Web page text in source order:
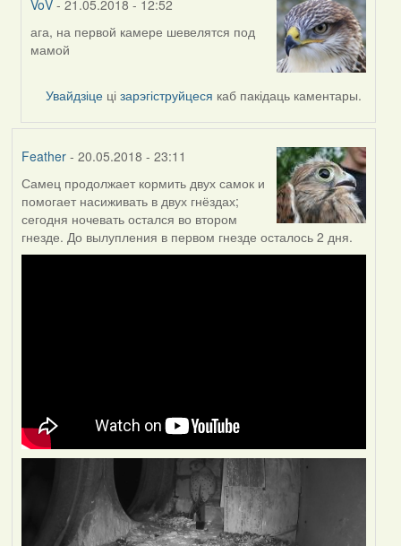
VoV - 21.05.2018 - 12:52
In
reply
(госць)
ага, на первой камере шевелятся под
мамой
Увайдзіце цізарэгіструйцеся каб пакідаць каментары.
Feather- 20.05.2018 - 23:11
Самец продолжает кормить двух самок и
помогает насиживать в двух гнёздах;
сегодня ночевать остался во втором
гнезде. До вылупления в первом гнезде осталось 2 дня.